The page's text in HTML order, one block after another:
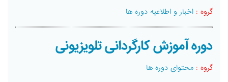
گروه : اخبار و اطلاعیه دوره ها
دوره آموزش کارگردانی تلویزیونی
گروه : محتوای دوره ها